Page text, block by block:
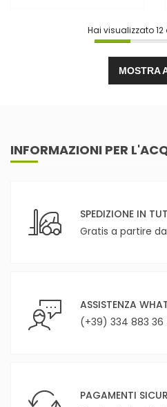
Hai visualizzato12
MOSTRA
INFORMAZIONI PER
SPEDIZIONE IN
Gratis a partire
ASSISTENZA
(+39) 334 883 36
PAGAMENTI